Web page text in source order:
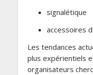
signalétique
accessoires
Les tendances
plus expérientiels
organisateurs